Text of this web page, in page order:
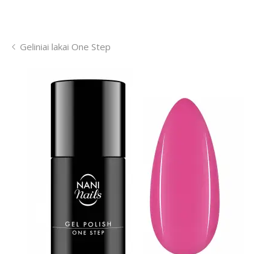
Geliniai lakai One Step